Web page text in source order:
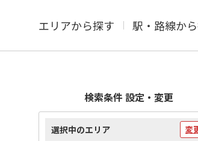
エリアから探す 駅・路線か
検索条件 設定・変更
選択中のエリア 変